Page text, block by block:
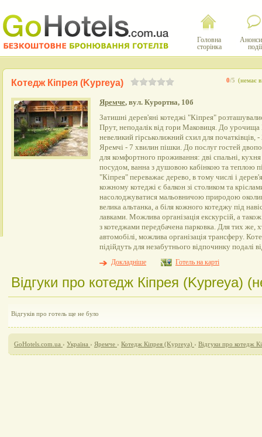
Головна
сторінка
події
0/5 (немає
Котедж Кіпрея (Kypreya)
Яремче, вул. Курортна, 10б
Затишні дерев'яні котеджі "Кіпрея"
Прут, неподалік від гори Маковиця. До урочища
невеликий гірськолижний схил для початківців,
Яремчі - 7 хвилин пішки. До послуг гостей
для комфортного проживання: дві спальні,
посудом, ванна з душовою кабінкою та теплою
"Кіпрея" переважає дерево, в тому числі і
кожному котеджі є балкон зі столиком та
насолоджуватися мальовничою природою
велика альтанка, а біля кожного котеджу під
лавками. Можлива організація екскурсій, а
з котеджами передбачена парковка. Для тих же,
автомобілі, можлива організація трансферу.
підійдуть для незабутнього відпочинку подалі
Докладніше
Готель на карті
Відгуки про котедж Кіпрея (Kypreya)
Відгуків про готель ще не було
GoHotels.com.ua › Україна › Яремче › Котедж Кіпрея (Kypreya) › Відгуки про котедж